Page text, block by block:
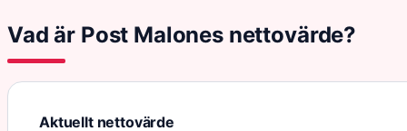
Vad är Post Malones nettovärde?
Aktuellt nettovärde